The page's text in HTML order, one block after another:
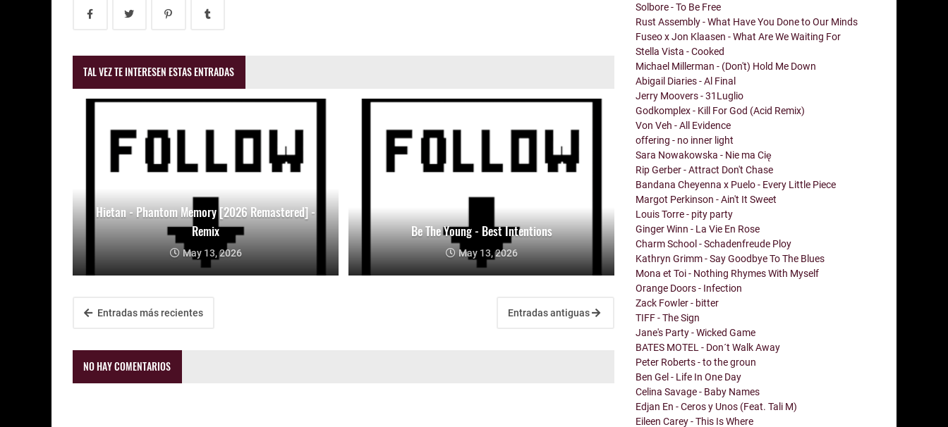
TAL VEZ TE INTERESEN ESTAS ENTRADAS
Hietan - Phantom Memory [2026 Remastered] -
Remix
May 13, 2026
Be The Young - Best Intentions
May 13, 2026
Entradas más recientes Entradas antiguas
NO HAY COMENTARIOS
Solbore - To Be Free
Rust Assembly - What Have You Done to Our Minds
Fuseo x Jon Klaasen - What Are We Waiting For
Stella Vista - Cooked
Michael Millerman - (Don't) Hold Me Down
Abigail Diaries - Al Final
Jerry Moovers - 31Luglio
Godkomplex - Kill For God (Acid Remix)
Von Veh - All Evidence
offering - no inner light
Sara Nowakowska - Nie ma Cię
Rip Gerber - Attract Don't Chase
Bandana Cheyenna x Puelo - Every Little Piece
Margot Perkinson - Ain't It Sweet
Louis Torre - pity party
Ginger Winn - La Vie En Rose
Charm School - Schadenfreude Ploy
Kathryn Grimm - Say Goodbye To The Blues
Mona et Toi - Nothing Rhymes With Myself
Orange Doors - Infection
Zack Fowler - bitter
TIFF - The Sign
Jane's Party - Wicked Game
BATES MOTEL - Don´t Walk Away
Peter Roberts - to the groun
Ben Gel - Life In One Day
Celina Savage - Baby Names
Edjan En - Ceros y Unos (Feat. Tali M)
Eileen Carey - This Is Where